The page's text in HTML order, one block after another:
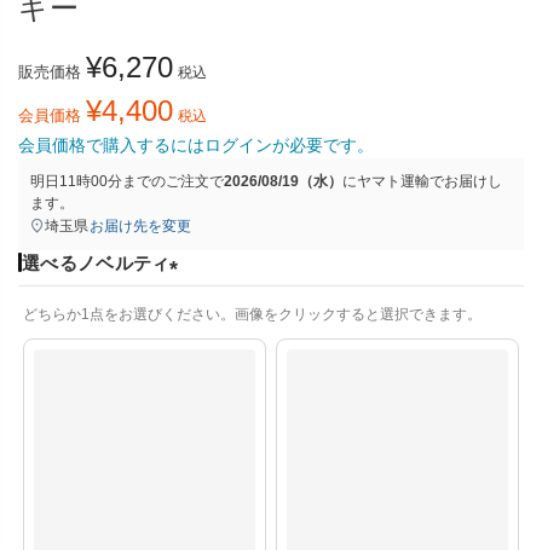
キー
販売価格 ¥6,270 税込
会員価格 ¥4,400 税込
会員価格で購入するにはログインが必要です。
明日 11時00分までのご注文で2026/08/19（水） にヤマト運輸でお届けし
ます。
埼玉県 お届け先を変更
選べるノベルティ
必
どちらか1点をお選びください。画像をクリックすると選択できます。